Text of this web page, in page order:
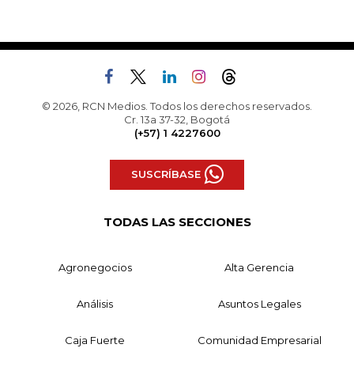
© 2026, RCN Medios. Todos los derechos reservados.
Cr. 13a 37-32, Bogotá
(+57) 1 4227600
SUSCRÍBASE
TODAS LAS SECCIONES
Agronegocios Alta Gerencia
Análisis Asuntos Legales
Caja Fuerte Comunidad Empresarial